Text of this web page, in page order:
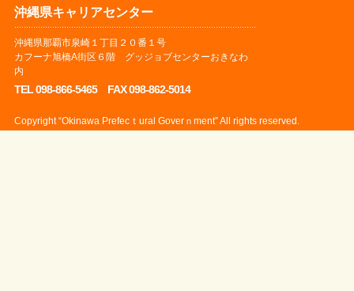
沖縄県キャリアセンター
沖縄県那覇市泉崎１丁目２０番１号
カフーナ旭橋A街区６階 グッジョブセンターおきなわ
内
TEL 098-866-5465 FAX 098-862-5014
Copyright “Okinawa Prefecｔural Goverｎment” All rights reserved.